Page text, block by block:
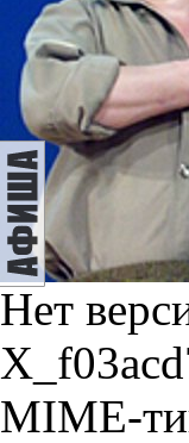
Нет
MIME-